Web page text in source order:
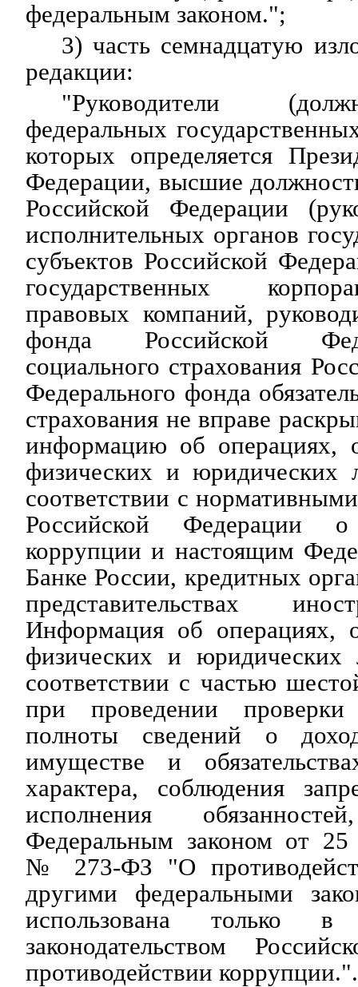
федеральным законом.";
3) часть семнадцатую
редакции:
"Руководители
федеральных
которых определяется
Федерации, высшие
Российской Федерации
исполнительных органов
субъектов Российской
государственных
правовых компаний,
фонда Российской
социального страхования
Федерального фонда
страхования не вправе
информацию об операциях,
физических и юридических
соответствии с
Российской Федерации о
коррупции и настоящим
Банке России, кредитных
представительствах
Информация об операциях,
физических и юридических
соответствии с частью
при проведении
полноты сведений о
имуществе и
характера, соблюдения
исполнения
Федеральным законом от 25
№ 273-ФЗ "О
другими федеральными
использована только в
законодательством
противодействии коррупции.".